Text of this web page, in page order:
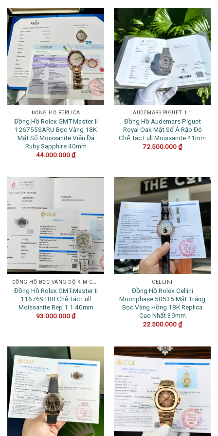
ĐỒNG HỒ REPLICA
Đồng Hồ Rolex GMT-Master II
126755SARU Bọc Vàng 18K
Mặt Số Moissanite Viền Đá
Ruby Sapphire 40mm
44.000.000₫
AUDEMARS PIGUET 1:1
Đồng Hồ Audemars Piguet
Royal Oak Mặt Số Ả Rập Đỏ
Chế Tác Full Moissanite 41mm
72.500.000₫
Đồng Hồ Rolex GMT-Master II
116769TBR Chế Tác Full
Moissanite Rep 1:1 40mm
93.000.000₫
CELLINI
Đồng Hồ Rolex Cellini
Moonphase 50535 Mặt Trắng
Bọc Vàng Hồng 18K Replica
Cao Nhất 39mm
22.500.000₫